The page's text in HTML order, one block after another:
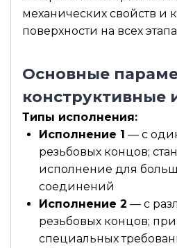
механических свойств и
поверхности на всех
Основные
конструктивные
Типы исполнения:
Исполнение 1 — с
резьбовых концов;
исполнение для
соединений
Исполнение 2 — с
резьбовых концов;
специальных